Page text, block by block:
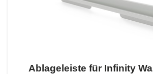
Ablageleiste für Infinity Wall